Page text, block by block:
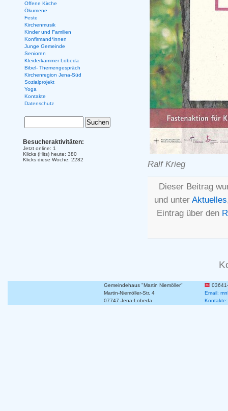
Ralf Krieg
Dieser Beitrag
und unter Aktuelles
Eintrag über den
Offene Kirche
Ökumene
Feste
Kirchenmusik
Kinder und Familien
Konfirmand*innen
Junge Gemeinde
Senioren
Kleiderkammer Lobeda
Bibel- Themengespräch
Kirchenregion Jena-Süd
Sozialprojekt
Yoga
Kontakte
Datenschutz
Besucheraktivitäten:
Jetzt online: 1
Klicks (Hits) heute: 380
Klicks diese Woche: 2282
Gemeindehaus "Martin Niemöller"
Martin-Niemöller-Str. 4
Email:
07747 Jena-Lobeda